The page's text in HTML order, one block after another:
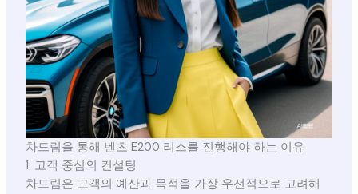
차드림을 통해 벤츠 E200 리스를 진행해야 하는 이유
1. 고객 중심의 컨설팅
차드림은 고객의 예산과 목적을 가장 우선적으로 고려해